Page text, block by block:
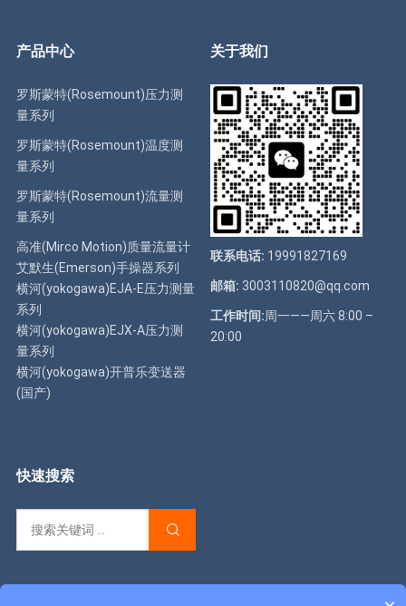
产品中心
罗斯蒙特(Rosemount)压力测
量系列
罗斯蒙特(Rosemount)温度测
量系列
罗斯蒙特(Rosemount)流量测
量系列
高准(Mirco Motion)质量流量计
艾默生(Emerson)手操器系列
横河(yokogawa)EJA-E压力测量
系列
横河(yokogawa)EJX-A压力测
量系列
横河(yokogawa)开普乐变送器
(国产)
关于我们
联系电话: 19991827169
邮箱: 3003110820@qq.com
工作时间: 周一——周六 8:00 –
20:00
快速搜索